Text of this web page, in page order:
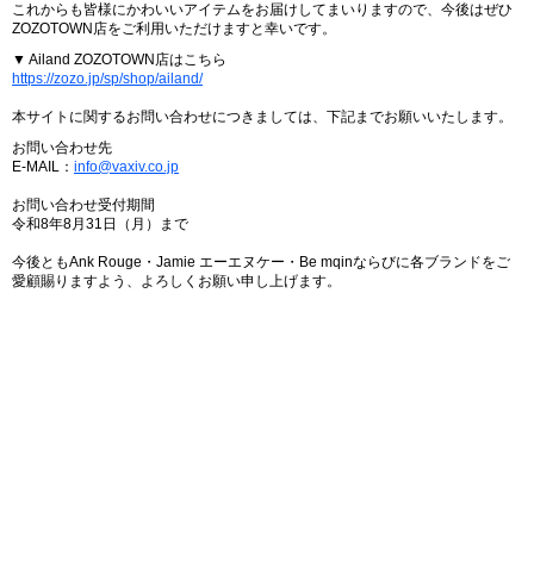
これからも皆様にかわいいアイテムをお届けしてまいりますので、今後はぜひ
ZOZOTOWN店をご利用いただけますと幸いです。
▼ Ailand ZOZOTOWN店はこちら
https://zozo.jp/sp/shop/ailand/
本サイトに関するお問い合わせにつきましては、下記までお願いいたします。
お問い合わせ先
E-MAIL： info@vaxiv.co.jp
お問い合わせ受付期間
令和8年8月31日（月）まで
今後ともAnk Rouge・Jamie エーエヌケー・Be mqinならびに各ブランドをご
愛顧賜りますよう、よろしくお願い申し上げます。